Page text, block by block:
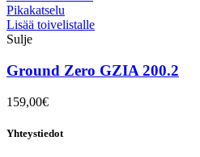
Pikakatselu
Lisää toivelistalle
Sulje
Ground Zero GZIA 200.2
159,00€
Yhteystiedot